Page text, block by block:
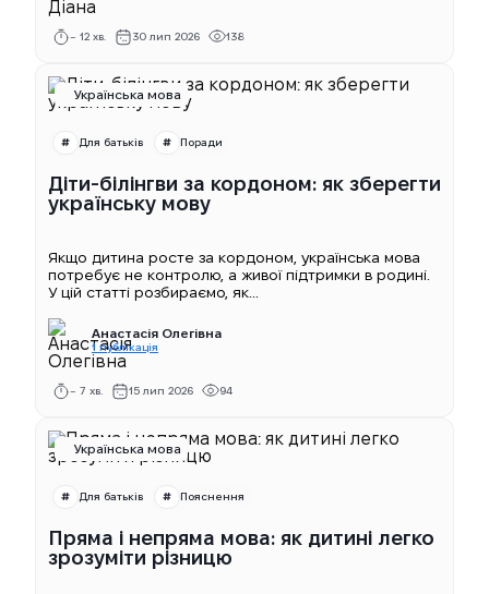
~ 12 хв. 30 лип 2026 138
Українська мова
Для батьків Поради
Діти-білінгви за кордоном: як зберегти
українську мову
Якщо дитина росте за кордоном, українська мова
потребує не контролю, а живої підтримки в родині.
У цій статті розбираємо, як...
Анастасія Олегівна
1 публікація
~ 7 хв. 15 лип 2026 94
Українська мова
Для батьків Пояснення
Пряма і непряма мова: як дитині легко
зрозуміти різницю